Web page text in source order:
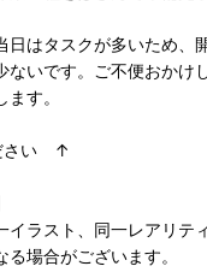
日はタスクが多いため、
ないです。ご不便おかけ
す。
さい ↑
イラスト、同一レアリテ
場合がございます。